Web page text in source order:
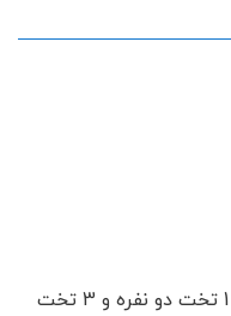
آپارتمان دارای 1 اتاق خواب همراه با 1 تخت دو نفره و 3 تخت